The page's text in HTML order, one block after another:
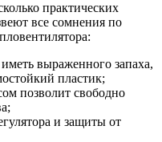
практических
все сомнения по
выраженного запаха,
пластик;
позволит свободно
и защиты от